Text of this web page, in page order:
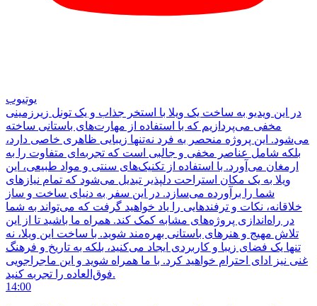
یوتیوب
در این ویدیو به ساخت یک ویلا با استخر جذاب و یک تونل زیرزمینی
مخفی می‌پردازیم که با استفاده از مهارت‌های باستانی ساخته
می‌شود. این پروژه منحصر به فرد نه‌تنها زیبایی ظاهری خاصی دارد،
بلکه شامل عناصر مخفی و جالبی است که تجربه‌ای متفاوت را به
ارمغان می‌آورد. با استفاده از تکنیک‌های سنتی و مواد طبیعی، این
ویلا به یک مکان استراحت دلپذیر تبدیل می‌شود که تمام نیازهای
شما را برآورده می‌سازد. در این سفر به دنیای ساخت و ساز
خلاقانه، نکات و ترفندهایی را یاد خواهید گرفت که می‌تواند به شما
در راه‌اندازی پروژه‌های مشابه کمک کند. همراه ما باشید تا از این
تلاش مهیج و هنرهای باستانی بهره‌مند شوید. با ساخت این ویلا، نه
تنها یک فضای زیبا و کاربردی ایجاد می‌کنید، بلکه به تاریخ و فرهنگ
غنی نیز ادای احترام خواهید کرد. با ما همراه شوید و این ماجراجویی
فوق‌العاده را تجربه کنید.
14:00